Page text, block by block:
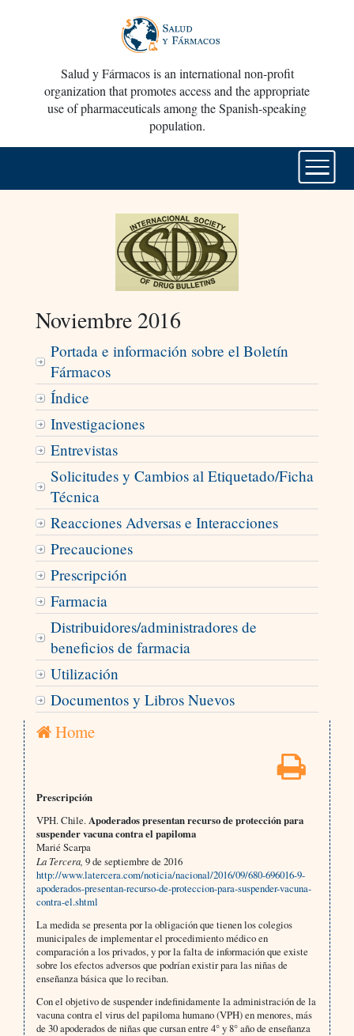
Salud y Fármacos is an international non-profit
organization that promotes access and the appropriate
use of pharmaceuticals among the Spanish-speaking
population.
Noviembre 2016
Portada e información sobre el Boletín
Fármacos
Índice
Investigaciones
Entrevistas
Solicitudes y Cambios al Etiquetado/Ficha
Técnica
Reacciones Adversas e Interacciones
Precauciones
Prescripción
Farmacia
Distribuidores/administradores de
beneficios de farmacia
Utilización
Documentos y Libros Nuevos
Home
Prescripción
VPH. Chile.Apoderados presentan recurso de protección para
suspender vacuna contra el papiloma
Marié Scarpa
La Tercera, 9 de septiembre de 2016
http://www.latercera.com/noticia/nacional/2016/09/680-696016-9-
apoderados-presentan-recurso-de-proteccion-para-suspender-vacuna-
contra-el.shtml
La medida se presenta por la obligación que tienen los colegios
municipales de implementar el procedimiento médico en
comparación a los privados, y por la falta de información que existe
sobre los efectos adversos que podrían existir para las niñas de
enseñanza básica que lo reciban.
Con el objetivo de suspender indefinidamente la administración de la
vacuna contra el virus del papiloma humano (VPH) en menores, más
de 30 apoderados de niñas que cursan entre 4° y 8° año de enseñanza